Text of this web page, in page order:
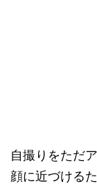
自撮りをただ
顔に近づける